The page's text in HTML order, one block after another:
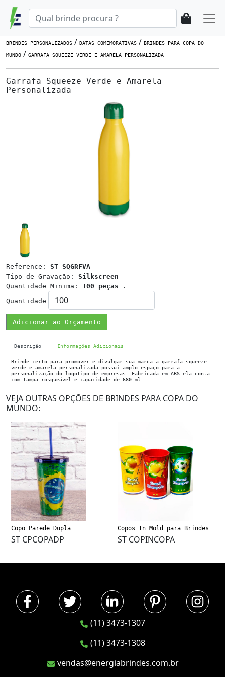
BRINDES PERSONALIZADOS / DATAS COMEMORATIVAS / BRINDES PARA COPA DO
MUNDO / GARRAFA SQUEEZE VERDE E AMARELA PERSONALIZADA
Garrafa Squeeze Verde e Amarela
Personalizada
Reference: ST SQGRFVA
Tipo de Gravação: Silkscreen
Quantidade Minima: 100 peças .
Quantidade
Adicionar ao Orçamento
Descrição Informações Adicionais
Brinde certo para promover e divulgar sua marca a garrafa squeeze
verde e amarela personalizada possui amplo espaço para a
personalização do logotipo de empresas. Fabricada em ABS ela conta
com tampa rosqueável e capacidade de 680 ml
VEJA OUTRAS OPÇÕES DE BRINDES PARA COPA DO
MUNDO:
Copo Parede Dupla
ST CPCOPADP
Copos In Mold para Brindes
ST COPINCOPA
(11) 3473-1307
(11) 3473-1308
vendas@energiabrindes.com.br